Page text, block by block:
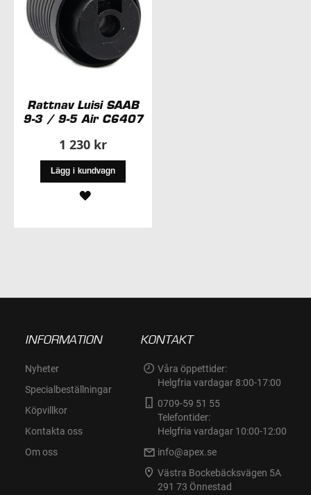
Rattnav Luisi SAAB
9-3 / 9-5 Air C6407
1 230 kr
Lägg i kundvagn
LÄGG
INFORMATION
Nyheter
Specialbeställningar
Köpvillkor
Kontakta oss
Om oss
KONTAKT
Våra öppettider:
Helgfria vardagar 8:00-17:00
0709-59 51 55
Telefontider:
Helgfria vardagar 10:00-12:00
info@apex.se
Västra Bockebäcksvägen 5A
291 73 Önnestad